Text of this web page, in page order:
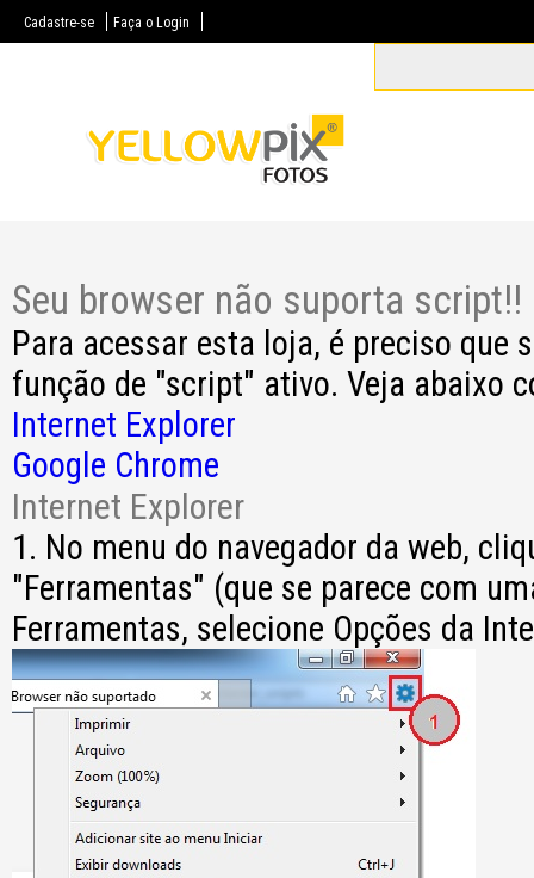
Faça o Login
Cadastre-se
Seu browser não suporta script!!
Para acessar esta loja, é preciso que
função de "script" ativo. Veja abaixo
Internet Explorer
Google Chrome
Internet Explorer
1. No menu do navegador da web,
"Ferramentas" (que se parece com
Ferramentas, selecione Opções da